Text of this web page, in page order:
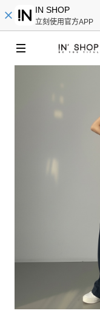
IN SHOP
立刻使用官方APP